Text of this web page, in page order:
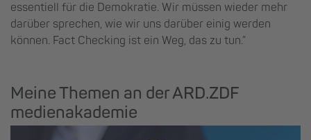
essentiell für die Demokratie. Wir müssen wieder mehr
darüber sprechen, wie wir uns darüber einig werden
können. Fact Checking ist ein Weg, das zu tun.”
Meine Themen an der ARD.ZDF
medienakademie